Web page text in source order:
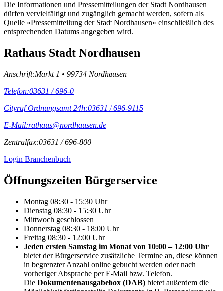
Die Informationen und Pressemitteilungen der Stadt Nordhausen
dürfen vervielfältigt und zugänglich gemacht werden, sofern als
Quelle »Pressemitteilung der Stadt Nordhausen« einschließlich des
entsprechenden Datums angegeben wird.
Rathaus Stadt Nordhausen
Anschrift:Markt 1 • 99734 Nordhausen
Telefon:03631 / 696-0
Cityruf Ordnungsamt 24h:03631 / 696-9115
E-Mail:rathaus@nordhausen.de
Zentralfax:03631 / 696-800
Login Branchenbuch
Öffnungs­zeiten Bürgerservice
Montag 08:30 - 15:30 Uhr
Dienstag 08:30 - 15:30 Uhr
Mittwoch geschlossen
Donnerstag 08:30 - 18:00 Uhr
Freitag 08:30 - 12:00 Uhr
Jeden ersten Samstag im Monat von 10:00 – 12:00 Uhr
bietet der Bürgerservice zusätzliche Termine an, diese können
in begrenzter Anzahl online gebucht werden oder nach
vorheriger Absprache per E-Mail bzw. Telefon.
Die Dokumentenausgabebox (DAB) bietet außerdem die